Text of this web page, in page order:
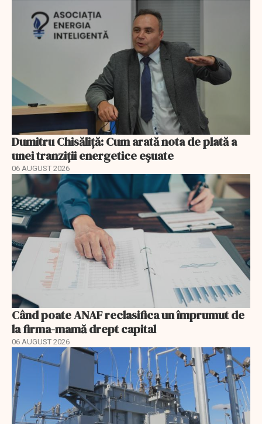
Dumitru Chisăliță: Cum arată nota de plată a
unei tranziții energetice eșuate
06 AUGUST 2026
Când poate ANAF reclasifica un împrumut de
la firma-mamă drept capital
06 AUGUST 2026